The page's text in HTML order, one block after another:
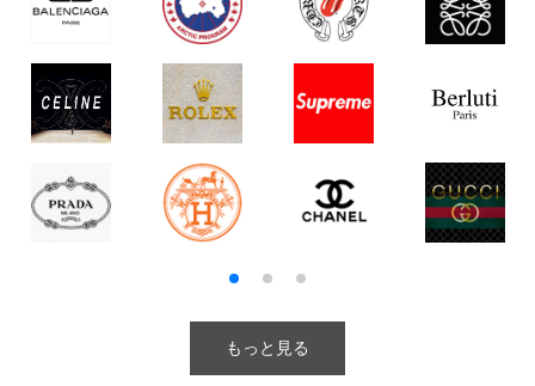
もっと見る